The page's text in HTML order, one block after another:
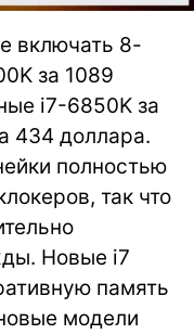
включать 8-
за 1089
i7-6850K за
434 доллара.
полностью
так что
Новые i7
память
модели